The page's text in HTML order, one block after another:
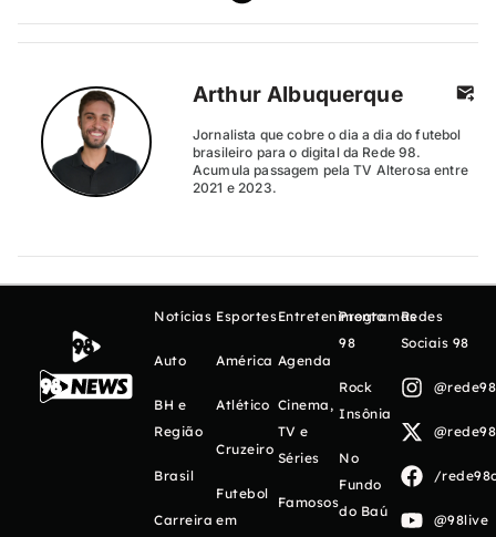
Arthur Albuquerque
Jornalista que cobre o dia a dia do futebol
brasileiro para o digital da Rede 98.
Acumula passagem pela TV Alterosa entre
2021 e 2023.
Notícias
Auto
BH e
Região
Brasil
Carreira
Esportes
América
Atlético
Cruzeiro
Futebol
em
Entretenimento
Agenda
Cinema,
TV e
Séries
Famosos
Programas
98
Rock
Insônia
No
Fundo
do Baú
Redes
Sociais 98
/
@98live